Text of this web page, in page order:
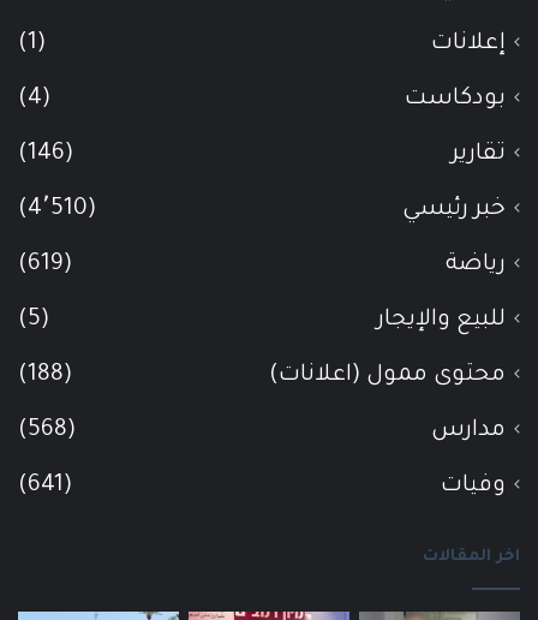
إعلانات (1)
بودكاست (4)
تقارير (146)
خبر رئيسي (4٬510)
رياضة (619)
للبيع والإيجار (5)
محتوى ممول (اعلانات) (188)
مدارس (568)
وفيات (641)
اخر المقالات